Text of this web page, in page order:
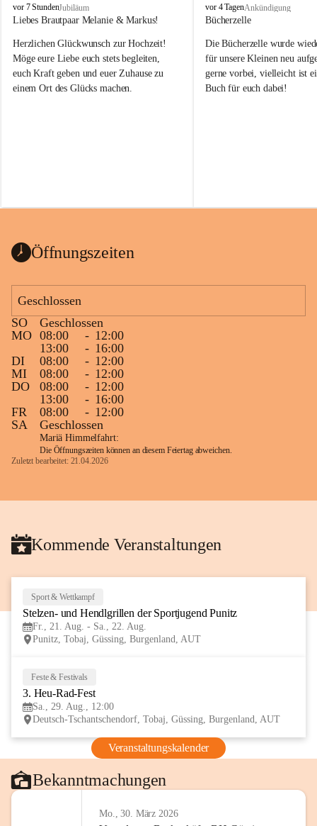
T
o
a
j
vor 7 StundenJubiläum
Liebes Brautpaar Melanie & Markus!
Herzlichen Glückwunsch zur Hochzeit!
Möge eure Liebe euch stets begleiten,
euch Kraft geben und euer Zuhause zu
einem Ort des Glücks machen.
T
o
a
j
vor 4 TagenAnkündigung
Bücherzelle
Die Bücherzelle wurde
für unsere Kleinen neu
gerne vorbei, vielleicht ist
Buch für euch dabei!
Wanduhr (!) benutzt und
Öffnungszeiten
Geschlossen
SO
Geschlossen
MO 08:00 - 12:00
13:00
- 16:00
DI
08:00 - 12:00
MI
08:00 - 12:00
DO
08:00 - 12:00
13:00
- 16:00
FR
08:00 - 12:00
SA
Geschlossen
Mariä Himmelfahrt:
Die Öffnungszeiten können an diesem Feiertag abweichen.
Zuletzt bearbeitet: 21.04.2026
Kommende Veranstaltungen
Sport & Wettkampf
Stelzen- und Hendlgrillen der Sportjugend Punitz
Fr., 21. Aug. - Sa., 22. Aug.
Punitz, Tobaj, Güssing, Burgenland, AUT
Feste & Festivals
3. Heu-Rad-Fest
Sa., 29. Aug., 12:00
Deutsch-Tschantschendorf, Tobaj, Güssing, Burgenland, AUT
Veranstaltungskalender
Bekanntmachungen
Mo., 30. März 2026